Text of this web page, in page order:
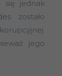
jednak
zostało
jego